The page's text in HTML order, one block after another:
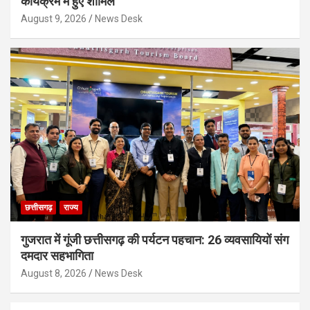
August 9, 2026 News Desk
छत्तीसगढ़ राज्य
गुजरात में गूंजी छत्तीसगढ़ की पर्यटन पहचान: 26 व्यवसायियों संग
दमदार सहभागिता
August 8, 2026 News Desk